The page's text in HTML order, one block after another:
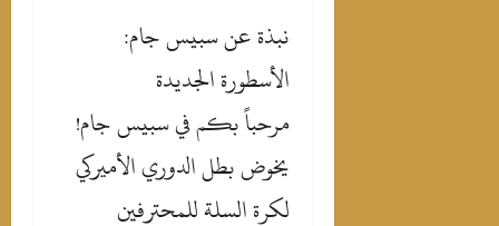
‎نبذة عن سبيس جام:
الأسطورة الجديدة
‎مرحباً بكم في سبيس جام!
يخوض بطل الدوري الأميركي
لكرة السلة للمحترفين